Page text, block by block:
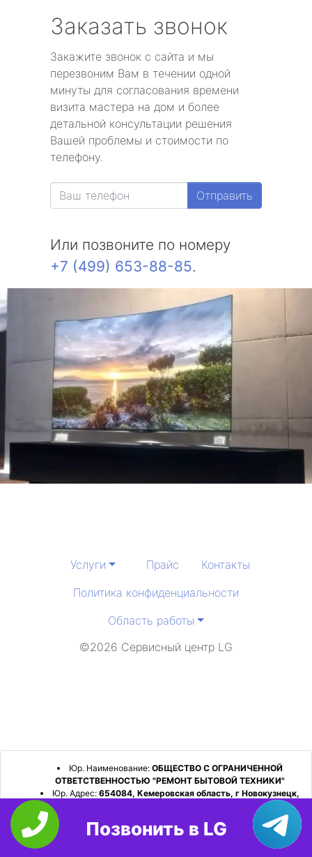
Заказать звонок
Закажите звонок с сайта и мы
перезвоним Вам в течении одной
минуты для согласования времени
визита мастера на дом и более
детальной консультации решения
Вашей проблемы и стоимости по
телефону.
Отправить
Или позвоните по номеру
+7 (499) 653-88-85.
Услуги Прайс
Контакты
Политика конфиденциальности
Область работы
©2026 Сервисный центр LG
Юр. Наименование: ОБЩЕСТВО С ОГРАНИЧЕННОЙ
ОТВЕТСТВЕННОСТЬЮ "РЕМОНТ БЫТОВОЙ ТЕХНИКИ"
Юр. Адрес: 654084, Кемеровская область, г Новокузнецк,
р-н Орджоникидзевский, пр-кт Шахтеров, д. 31, кв. 2
4253052180 ОГРН: 1224200006128
Позвонить в LG